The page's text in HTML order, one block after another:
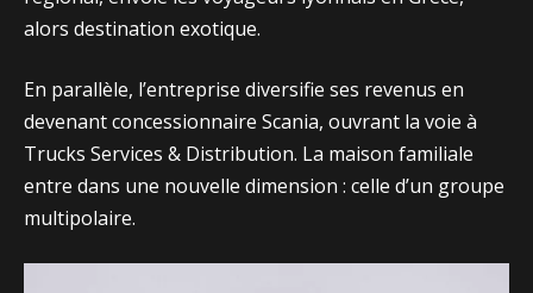
alors destination exotique.
En parallèle, l’entreprise diversifie ses revenus en
devenant concessionnaire Scania, ouvrant la voie à
Trucks Services & Distribution. La maison familiale
entre dans une nouvelle dimension : celle d’un groupe
multipolaire.